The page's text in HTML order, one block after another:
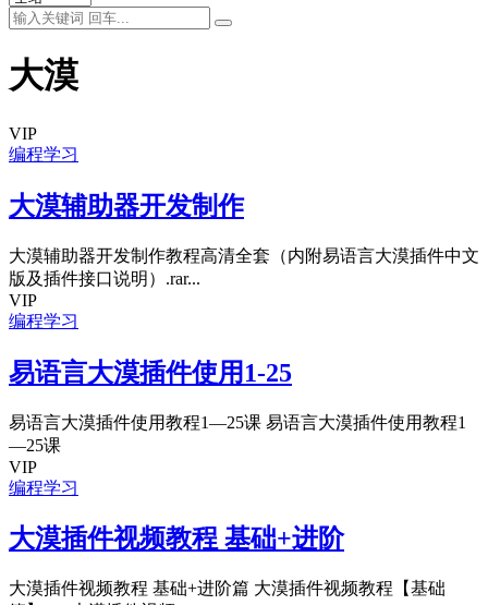
大漠
VIP
编程学习
大漠辅助器开发制作
大漠辅助器开发制作教程高清全套（内附易语言大漠插件中文
版及插件接口说明）.rar...
VIP
编程学习
易语言大漠插件使用1-25
易语言大漠插件使用教程1—25课 易语言大漠插件使用教程1
—25课
VIP
编程学习
大漠插件视频教程 基础+进阶
大漠插件视频教程 基础+进阶篇 大漠插件视频教程【基础